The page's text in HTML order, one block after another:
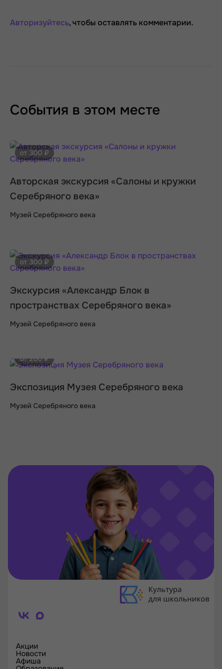
Авторизуйтесь, чтобы оставлять комментарии.
События в этом месте
от 300 ₽
Авторская экскурсия «Салоны и кружки
Серебряного века»
Музей Серебряного века
от 300 ₽
Экскурсия «Александр Блок в
пространствах Серебряного века»
Музей Серебряного века
от 200 ₽
Экспозиция Музея Серебряного века
Музей Серебряного века
Акции
Новости
Афиша